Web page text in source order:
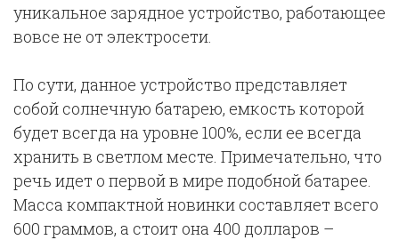
уникальное зарядное устройство, работающее
вовсе не от электросети.
По сути, данное устройство представляет
собой солнечную батарею, емкость которой
будет всегда на уровне 100%, если ее всегда
хранить в светлом месте. Примечательно, что
речь идет о первой в мире подобной батарее.
Масса компактной новинки составляет всего
600 граммов, а стоит она 400 долларов –